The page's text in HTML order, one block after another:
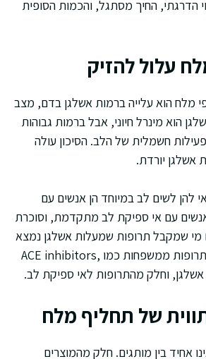
הדרגתי, החיך מסתגל, והכמות הסופית
עלול להזיק
מלח הוא עלייה ברמות אשלגן בדם, מצב
הוא מינרל חיוני, אבל ברמות גבוהות
חשמלית של הלב. הסיכון עולה
אשלגן יורדת.
להן לשים לב במיוחד הן אנשים עם
עם אי ספיקת לב מתקדמת, וסוכרת
מי שמקבל תרופות שמעלות אשלגן נמצא
בקבוצת סיכון, בעיקר תרופות ממשפחות כמו ACE inhibitors,
של תחליף מלח
אחיד בין מותגים. חלק מהמוצרים